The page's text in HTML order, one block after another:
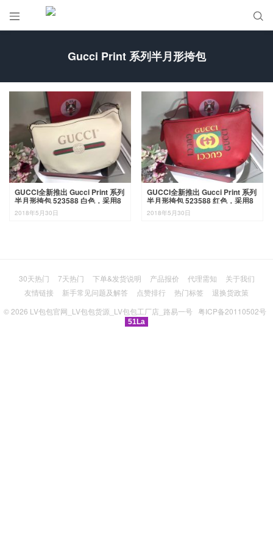
 
Gucci Print 系列半月形挎包
GUCCI全新推出 Gucci Print 系列
半月形挎包 523588 白色，采用8
0年代复古标识印花 47.5×29×9c
m
2018年5月30日
GUCCI全新推出 Gucci Print 系列
半月形挎包 523588 红色，采用8
0年代复古标识印花 47.5×29×9c
m
2018年5月30日
30天热门 7天热门 下单&发货说明 产品报价 代理需知
关于我们
友情链接
新手常见问题及解答 点赞排行 热门标签
退换货政策
© 2026 LV包包官网_LV包包货源_LV包包工厂店_路易一号 粤ICP备20110502号
51La